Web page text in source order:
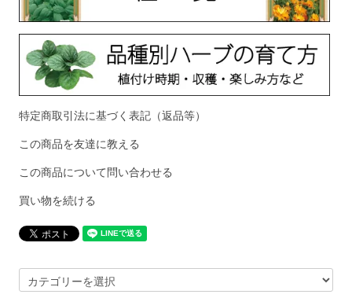
特定商取引法に基づく表記（返品等）
この商品を友達に教える
この商品について問い合わせる
買い物を続ける